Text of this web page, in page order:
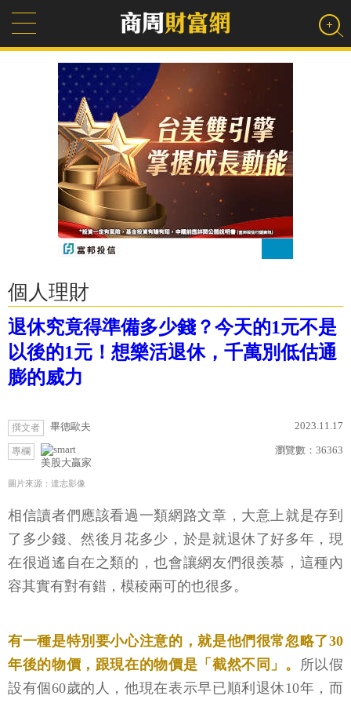
個人理財
退休究竟得準備多少錢？今天的1元不是
以後的1元！想樂活退休，千萬別低估通
膨的威力
撰文者 畢德歐夫 2023.11.17
專欄
美股大贏家
瀏覽數： 36363
圖片來源：達志影像
相信讀者們應該看過一類網路文章，大意上就是存到
了多少錢、然後月花多少，於是就退休了好多年，現
在很逍遙自在之類的，也會讓網友們很羨慕，這種內
容其實有對有錯，模稜兩可的也很多。
有一種是特別要小心注意的，就是他們很常忽略了30
年後的物價，跟現在的物價是「截然不同」。 所以假
設有個60歲的人，他現在表示早已順利退休10年，而